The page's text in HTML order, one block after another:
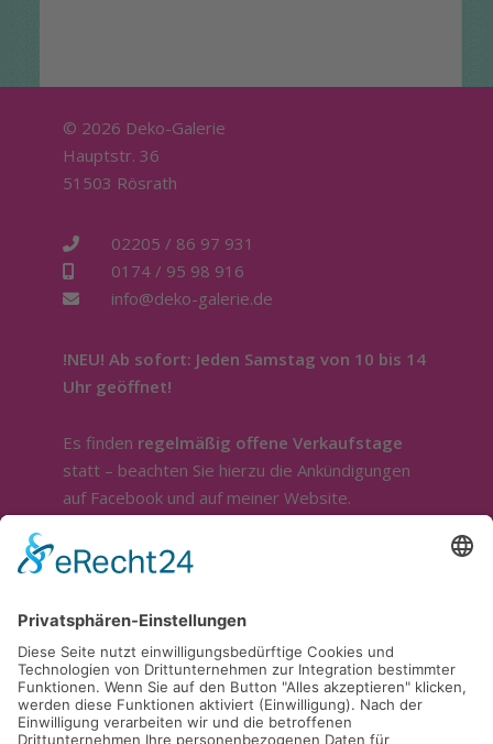
© 2026 Deko-Galerie
Hauptstr. 36
51503 Rösrath
02205 / 86 97 931
0174 / 95 98 916
info@deko-galerie.de
!NEU! Ab sofort: Jeden Samstag von 10 bis 14
Uhr geöffnet!
Es finden regelmäßig offene Verkaufstage
statt – beachten Sie hierzu die Ankündigungen
auf Facebook und auf meiner Website.
Sonstige Öffnung nur nach telefonischer
Absprache.Ich bin ganztägig im Außendienst.
Für die Beratung und Bemusterung stehe ich
sehr gerne zur Verfügung. Sie erreichen mich
telefonisch unter0174 / 9598916.